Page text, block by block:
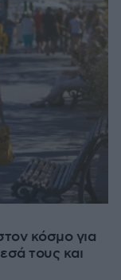
κόσμο για
τους και